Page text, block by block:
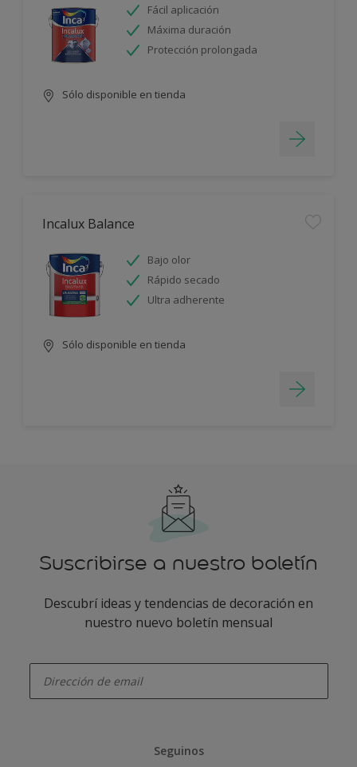
Fácil aplicación
Máxima duración
Protección prolongada
Sólo disponible en tienda
Incalux Balance
Bajo olor
Rápido secado
Ultra adherente
Sólo disponible en tienda
Suscribirse a nuestro boletín
Descubrí ideas y tendencias de decoración en
nuestro nuevo boletín mensual
Seguinos